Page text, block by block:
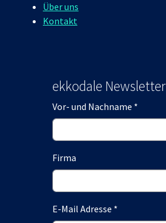
Über uns
Kontakt
ekkodale Newsletter
Vor- und Nachname *
Firma
E-Mail Adresse *